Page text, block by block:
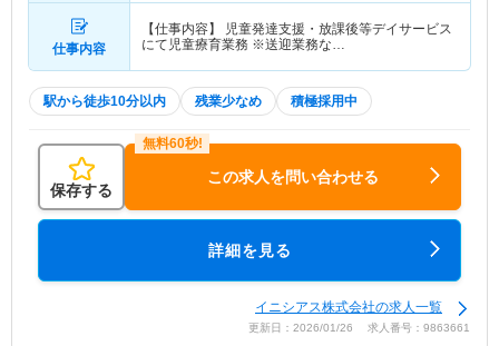
仕事内容
【仕事内容】 児童発達支援・放課後等デイサービス
にて児童療育業務 ※送迎業務な…
駅から徒歩10分以内 残業少なめ 積極採用中
保存する
この求人を問い合わせる
詳細を見る
イニシアス株式会社の求人一覧
更新日：2026/01/26 求人番号：9863661